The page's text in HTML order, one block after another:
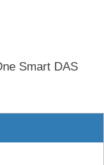
Smart DAS